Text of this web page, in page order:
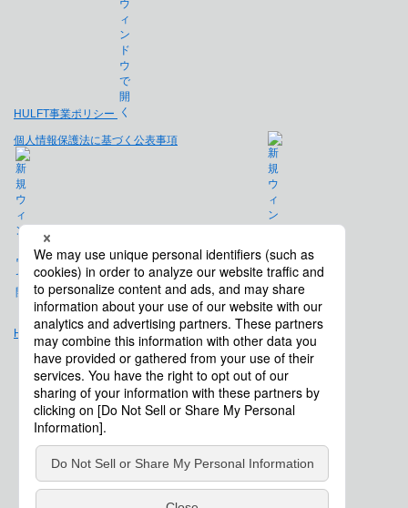
HULFT事業ポリシー
個人情報保護法に基づく公表事項
免責事項
Hulft.com
会社概要